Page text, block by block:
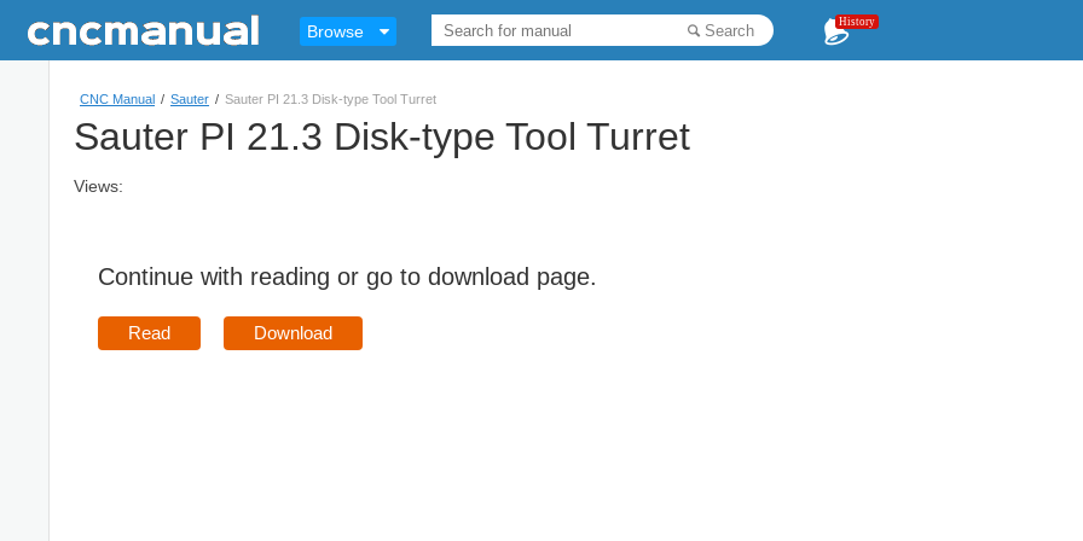
Browse Search History
CNC Manual / Sauter / Sauter PI 21.3 Disk-type Tool Turret
Sauter PI 21.3 Disk-type Tool Turret
Views:
Continue with reading or go to download page.
Read Download